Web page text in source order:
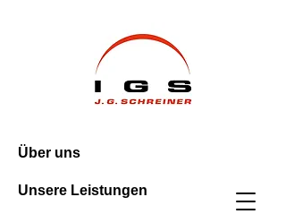
Über uns
Unsere Leistungen